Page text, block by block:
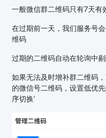
一般微信群二维码只有7天有
在过期前一天，我们服务号
维码
过期的二维码自动在轮询中
如果无法及时增补群二维码
的微信号二维码，设置低优
序切换‘